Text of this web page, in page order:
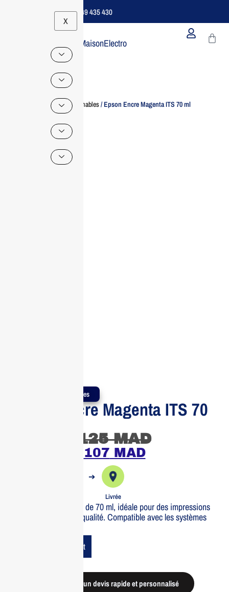
Support B2B Dédié | 06 49 435 430
X
MaisonElectro
Home Consommables/ Epson Encre Magenta ITS 70 ml
Produits Authentiques
Epson Encre Magenta ITS 70
125MAD
107 MAD
➔
Livrée
Epson Encre Magenta de 70 ml, idéale pour des impressions
vibrantes et de haute qualité. Compatible avec les systèmes
Add To Cart
Demander un devis rapide et personnalisé